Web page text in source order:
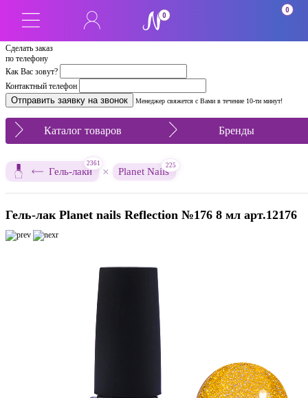
Сделать заказ
по телефону
Как Вас зовут?
Контактный телефон
Менеджер свяжется с Вами в течение 10-ти минут!
0
0
Каталог товаров Бренды
Гель-лаки
2361
× Planet Nails
225
Гель-лак Planet nails Reflection №176 8 мл арт.12176